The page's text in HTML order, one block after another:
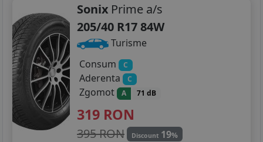
Sonix Prime a/s
205/40 R17 84W
Turisme
Consum
C
Aderenta C
Zgomot A 71 dB
319 RON
395 RON Discount 19%